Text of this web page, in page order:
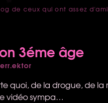
de ceux qui ont assez
3éme âge
quoi, de la drogue, de
vidéo sympa…